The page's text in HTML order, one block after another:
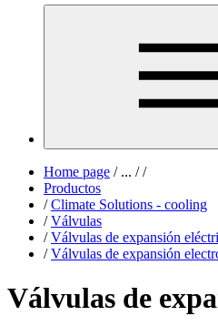
Home page /... / /
Productos
/ Climate Solutions - cooling
/ Válvulas
/ Válvulas de expansión
/ Válvulas de expansión
Válvulas de